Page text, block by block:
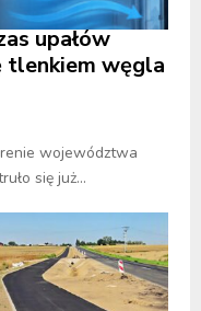
upałów
tlenkiem węgla
województwa
się już...